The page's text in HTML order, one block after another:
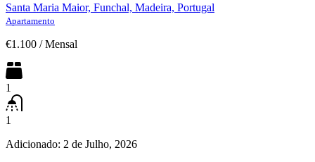
Santa Maria Maior, Funchal, Madeira, Portugal
Apartamento
€1.100 / Mensal
1
1
Adicionado: 2 de Julho, 2026